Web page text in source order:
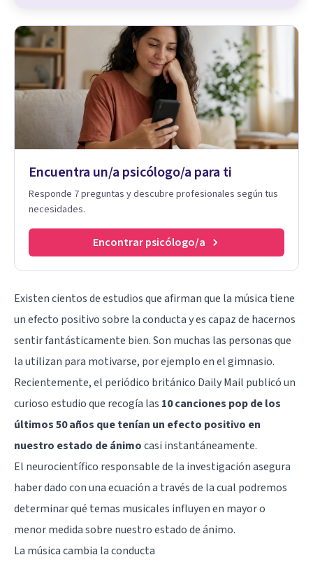
Encuentra un/a psicólogo/a para ti
Responde 7 preguntas y descubre profesionales según tus
necesidades.
Encontrar psicólogo/a
Existen cientos de estudios que afirman que la música tiene
un efecto positivo sobre la conductay es capaz de hacernos
sentir fantásticamente bien. Son muchas las personas que
la utilizan para motivarse, por ejemplo en el gimnasio.
Recientemente, el periódico británico Daily Mail publicó un
curioso estudio que recogía las 10 canciones pop de los
últimos 50 años que tenían un efecto positivo en
nuestro estado de ánimocasi instantáneamente.
El neurocientífico responsable de la investigación asegura
haber dado con una ecuación a través de la cual podremos
determinar qué temas musicales influyen en mayor o
menor medida sobre nuestro estado de ánimo.
La música cambia la conducta